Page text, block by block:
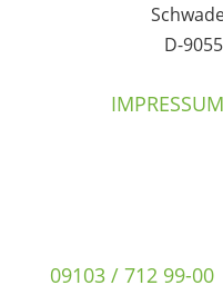
D-
IMPRESSUM
09103 / 712 99-00